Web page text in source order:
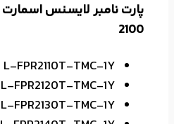
2100
L-FPR2110T-TMC-1Y (فایرپاور 2110)
L-FPR2120T-TMC-1Y (فایرپاور 2120)
L-FPR2130T-TMC-1Y (فایرپاور 2130)